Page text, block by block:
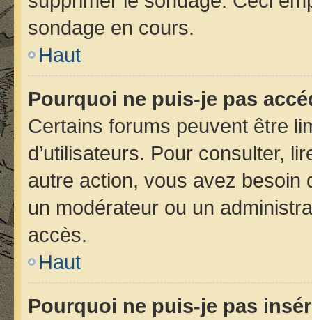
sondage en cours.
Haut
Pourquoi ne puis-je pas
Certains forums peuvent être
d’utilisateurs. Pour consulter,
autre action, vous avez besoin
un modérateur ou un
accès.
Haut
Pourquoi ne puis-je pas